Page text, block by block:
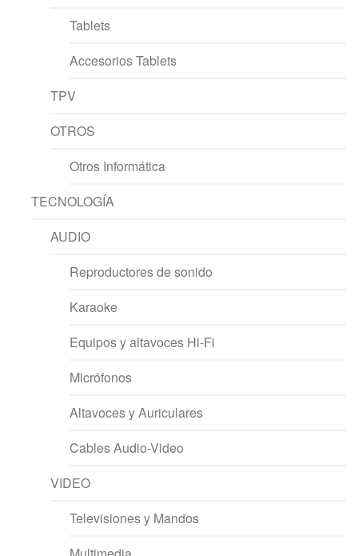
Tablets
Accesorios Tablets
TPV
OTROS
Otros Informática
TECNOLOGÍA
AUDIO
Reproductores de sonido
Karaoke
Equipos y altavoces Hi-Fi
Micrófonos
Altavoces y Auriculares
Cables Audio-Video
VIDEO
Televisiones y Mandos